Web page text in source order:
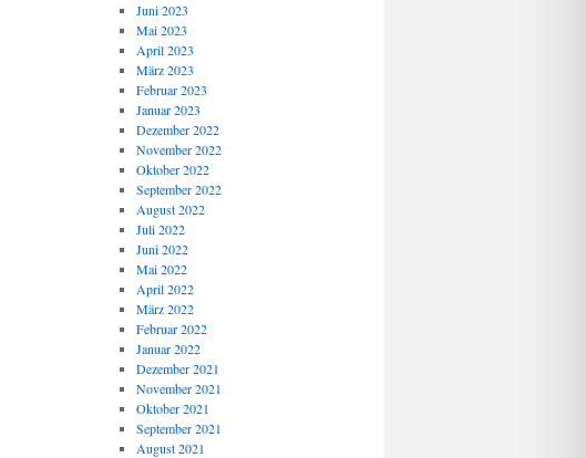
Juni 2023
Mai 2023
April 2023
März 2023
Februar 2023
Januar 2023
Dezember 2022
November 2022
Oktober 2022
September 2022
August 2022
Juli 2022
Juni 2022
Mai 2022
April 2022
März 2022
Februar 2022
Januar 2022
Dezember 2021
November 2021
Oktober 2021
September 2021
August 2021